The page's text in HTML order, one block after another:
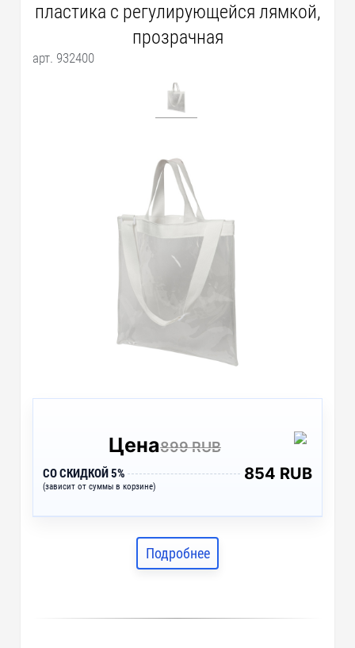
пластика с регулирующейся лямкой,
прозрачная
арт. 932400
Цена899 RUB
СО СКИДКОЙ 5%
(зависит от суммы в корзине)
854 RUB
Подробнее